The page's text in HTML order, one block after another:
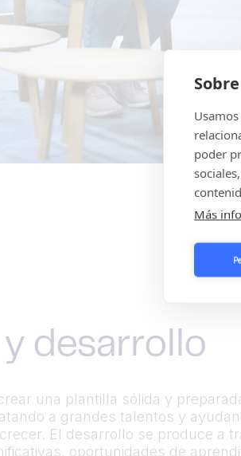
poder
Más
y desarrollo
una plantilla sólida y
a grandes talentos y
El desarrollo se produce a
oportunidades de